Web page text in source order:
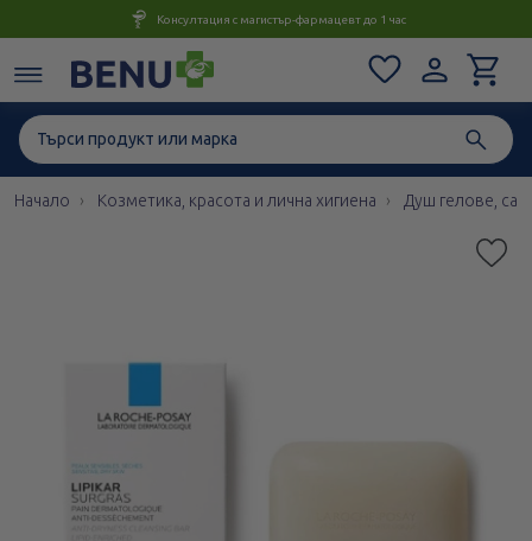
Консултация с магистър-фармацевт до 1 час
Начало Козметика, красота и лична хигиена Душ гелове,